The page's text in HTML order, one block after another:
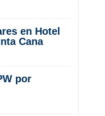
en Hotel
Cana
por